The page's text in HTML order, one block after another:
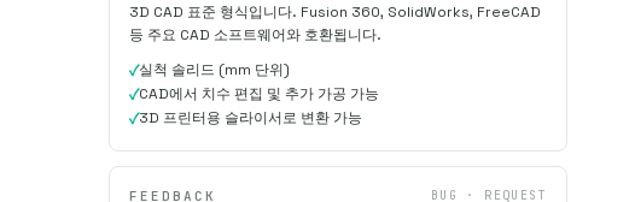
3D CAD 표준 형식입니다. Fusion 360, SolidWorks, FreeCAD
등 주요 CAD 소프트웨어와 호환됩니다.
실척 솔리드 (mm 단위)
CAD에서 치수 편집 및 추가 가공 가능
3D 프린터용 슬라이서로 변환 가능
FEEDBACK BUG · REQUEST